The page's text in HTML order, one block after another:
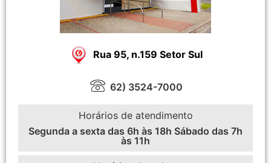
Rua 95, n.159 Setor Sul
62) 3524-7000
Horários de atendimento
Segunda a sexta das 6h às 18h Sábado das 7h
às 11h